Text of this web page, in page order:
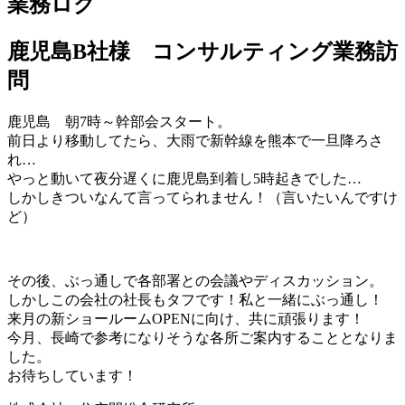
鹿児島B社様 コンサルティング業務訪
問
鹿児島 朝7時～幹部会スタート。
前日より移動してたら、大雨で新幹線を熊本で一旦降ろさ
れ…
やっと動いて夜分遅くに鹿児島到着し5時起きでした…
しかしきついなんて言ってられません！（言いたいんですけ
ど）
その後、ぶっ通しで各部署との会議やディスカッション。
しかしこの会社の社長もタフです！私と一緒にぶっ通し！
来月の新ショールームOPENに向け、共に頑張ります！
今月、長崎で参考になりそうな各所ご案内することとなりま
した。
お待ちしています！